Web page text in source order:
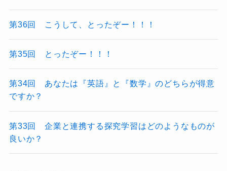
第36回 こうして、とったぞー！！！
第35回 とったぞー！！！
第34回 あなたは『英語』と『数学』のどちらが得意
ですか？
第33回 企業と連携する探究学習はどのようなものが
良いか？